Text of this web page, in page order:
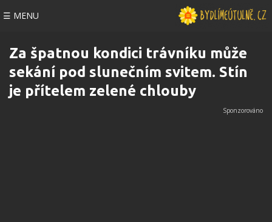
☰ MENU
Za špatnou kondici trávníku může
sekání pod slunečním svitem. Stín
je přítelem zelené chlouby